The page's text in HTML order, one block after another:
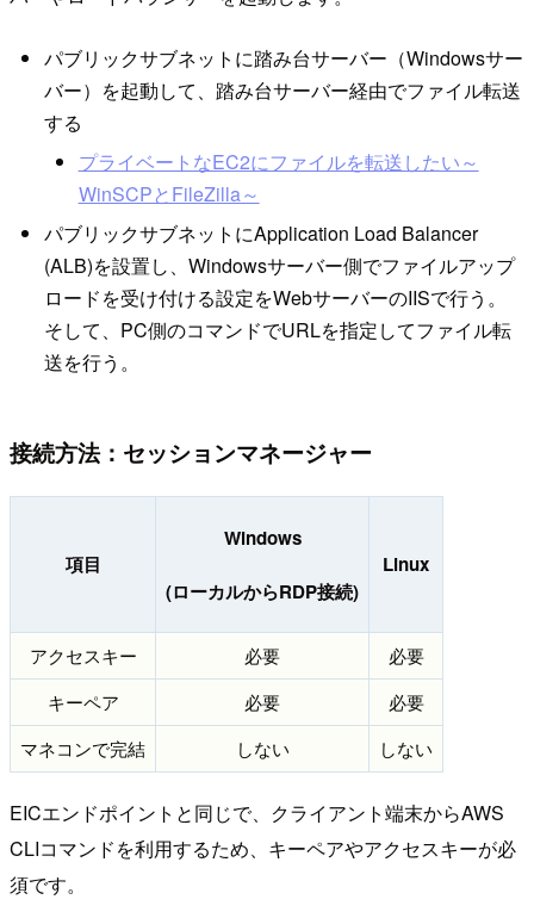
パブリックサブネットに踏み台サーバー（Windowsサー
バー）を起動して、踏み台サーバー経由でファイル転送
する
プライベートなEC2にファイルを転送したい～
WinSCPとFileZilla～
パブリックサブネットにApplication Load Balancer
(ALB)を設置し、Windowsサーバー側でファイルアップ
ロードを受け付ける設定をWebサーバーのIISで行う。
そして、PC側のコマンドでURLを指定してファイル転
送を行う。
接続方法：セッションマネージャー
項目
Windows
(ローカルからRDP接続)
Linux
アクセスキー 必要
必要
キーペア
必要
必要
マネコンで完結
しない しない
EICエンドポイントと同じで、クライアント端末からAWS
CLIコマンドを利用するため、キーペアやアクセスキーが必
須です。